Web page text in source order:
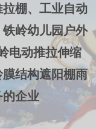
棚、工业自动
岭幼儿园户外
电动推拉伸缩
结构遮阳棚雨
的企业